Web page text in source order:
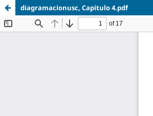
diagramacionusc, Capitulo 4.pdf